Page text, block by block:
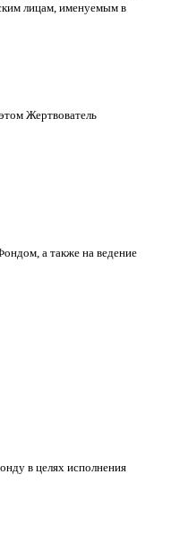
лицам, именуемым в
Жертвователь
, а также на ведение
в целях исполнения